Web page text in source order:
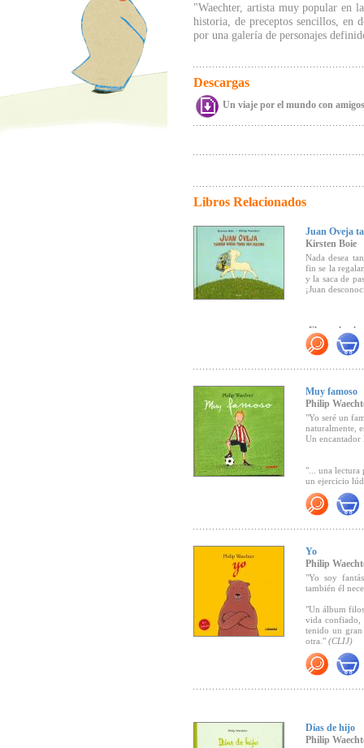
"Waechter, artista muy popular en
historia, de preceptos sencillos, en
por una galería de personajes
Descargas
Un viaje por el mundo con
Libros Relacionados
Juan Oveja
Kirsten Boie
Nada desea
fin se la
y la saca de
¡Juan
¡El mundo al
-El libro
-
-Los 7
- Libro del
Recomendado
"Un original y
al revés, en el
de la familia
amigos, los
Muy famoso
Philip
"Yo seré un
naturalmente,
Un
"... una lectura
un ejercicio
" (CLIJ,
"Muy famoso
poco de
inteligente
del narrador,
adulto ante un
volubles." (
Yo
Philip
"Yo soy
también él
"Un álbum
vida confiado,
tenido un gran
otra." (CLIJ)
"...un libro
buscar cobijo
Días de hijo
Philip